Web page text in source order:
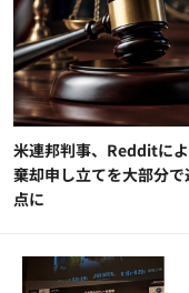
米連邦判事、Redditに
棄却申し立てを大部分
点に